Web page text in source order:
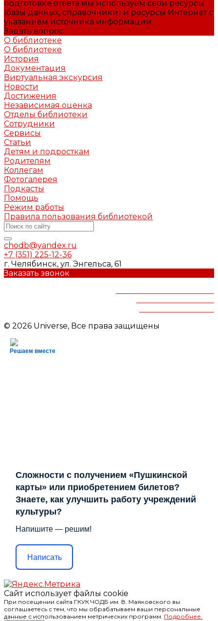
подготовке ответа мы используем свои ресурсы
(базы данных, справочники) и ресурсы Интернет с
указанием источника информации.
Задать вопрос
О библиотеке
О библиотеке
История
Документация
Виртуальная экскурсия
Новости
Достижения
Независимая оценка
Отделы библиотеки
Сотрудники
Сервисы
Статьи
Детям и подросткам
Родителям
Коллегам
Фотогалерея
Подкасты
Помощь
Режим работы
Правила пользования библиотекой
chodb@yandex.ru
+7 (351) 225-12-36
г. Челябинск, ул. Энгельса, 61
Заказать звонок
© 2026 Universe, Все права защищены
Решаем вместе
Сложности с получением «Пушкинской
карты» или приобретением билетов?
Знаете, как улучшить работу учреждений
культуры?
Напишите — решим!
Написать
Сайт использует файлы cookie
При посещении сайта ГКУК ЧОДБ им. В. Маяковского вы
соглашаетесь с тем, что мы обрабатываем ваши персональные
данные с использованием метрических программ. Подробнее.